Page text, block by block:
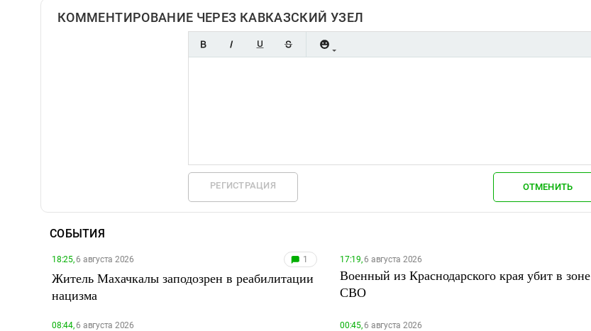
КОММЕНТИРОВАНИЕ ЧЕРЕЗ КАВКАЗСКИЙ УЗЕЛ
РЕГИСТРАЦИЯ ОТМЕНИТЬ
СОБЫТИЯ
18:25,6 августа 2026 1
Житель Махачкалы заподозрен в реабилитации
нацизма
17:19,6 августа 2026
Военный из Краснодарского края убит в зоне
СВО
08:44,6 августа 2026 00:45,6 августа 2026